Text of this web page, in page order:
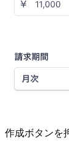
作成ボタンを